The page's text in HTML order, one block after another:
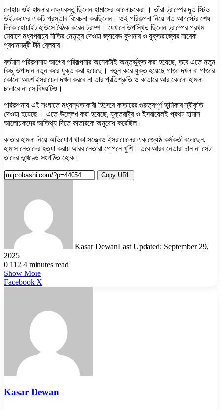
দোহায় ওই হামলার লক্ষ্যবস্তু ছিলেন হামাসের আলোচকেরা । তাঁরা ট্রাম্পের দূত স্টিভ
উইটকফের একটি প্রস্তাব বিবেচনা করছিলেন। ওই পরিকল্পনা নিয়ে গত আগস্টের শেষ
দিকে হোয়াইট হাউসে বৈঠক করেন ট্রাম্প। যেখানে উপস্থিত ছিলেন ট্রাম্পের প্রথম
মেয়াদে মধ্যপ্রাচ্য নীতির নেতৃত্ব দেওয়া জ্যারেড কুশনার ও যুক্তরাজ্যের সাবেক
প্রধানমন্ত্রী টনি ব্লেয়ার।
বর্তমান পরিকল্পনায় আগের পরিকল্পনার অনেকটাই অন্তর্ভুক্ত করা হয়েছে, তবে এতে নতুন
কিছু উপাদান নতুন করে যুক্ত করা হয়েছে। নতুন করে যুক্ত হয়েছে গাজা দখল বা গাজার
কোনো অংশ ইসরায়েল দখল করবে না তার প্রতিশ্রুতি ও কাতারে আর কোনো হামলা
চালাবে না সে বিষয়টিও।
পরিকল্পনায় এই সংঘাতে মধ্যস্থতাকারী হিসেবে কাতারের গুরুত্বপূর্ণ ভূমিকার স্বীকৃতি
দেওয়া হয়েছে । এতে উল্লেখ করা হয়েছে, যুক্তরাষ্ট্র ও ইসরায়েলই প্রথম হামাস
আলোচকদের আতিথ্য দিতে কাতারকে অনুরোধ করেছিল।
কাতার হামলা নিয়ে অভিযোগ থাকা সত্ত্বেও ইসরায়েলের এক জ্যেষ্ঠ কর্মকর্তা বলেছেন,
হামাস নেতাদের হত্যা করায় আরব নেতারা গোপনে খুশি। তবে আরব নেতারা চান না সেটা
তাদের ভূখণ্ডে সংগঠিত হোক।
Copy URL
Kasar DewanLast Updated: September 29,
2025
0 112 4 minutes read
Show More
Facebook X
Kasar Dewan